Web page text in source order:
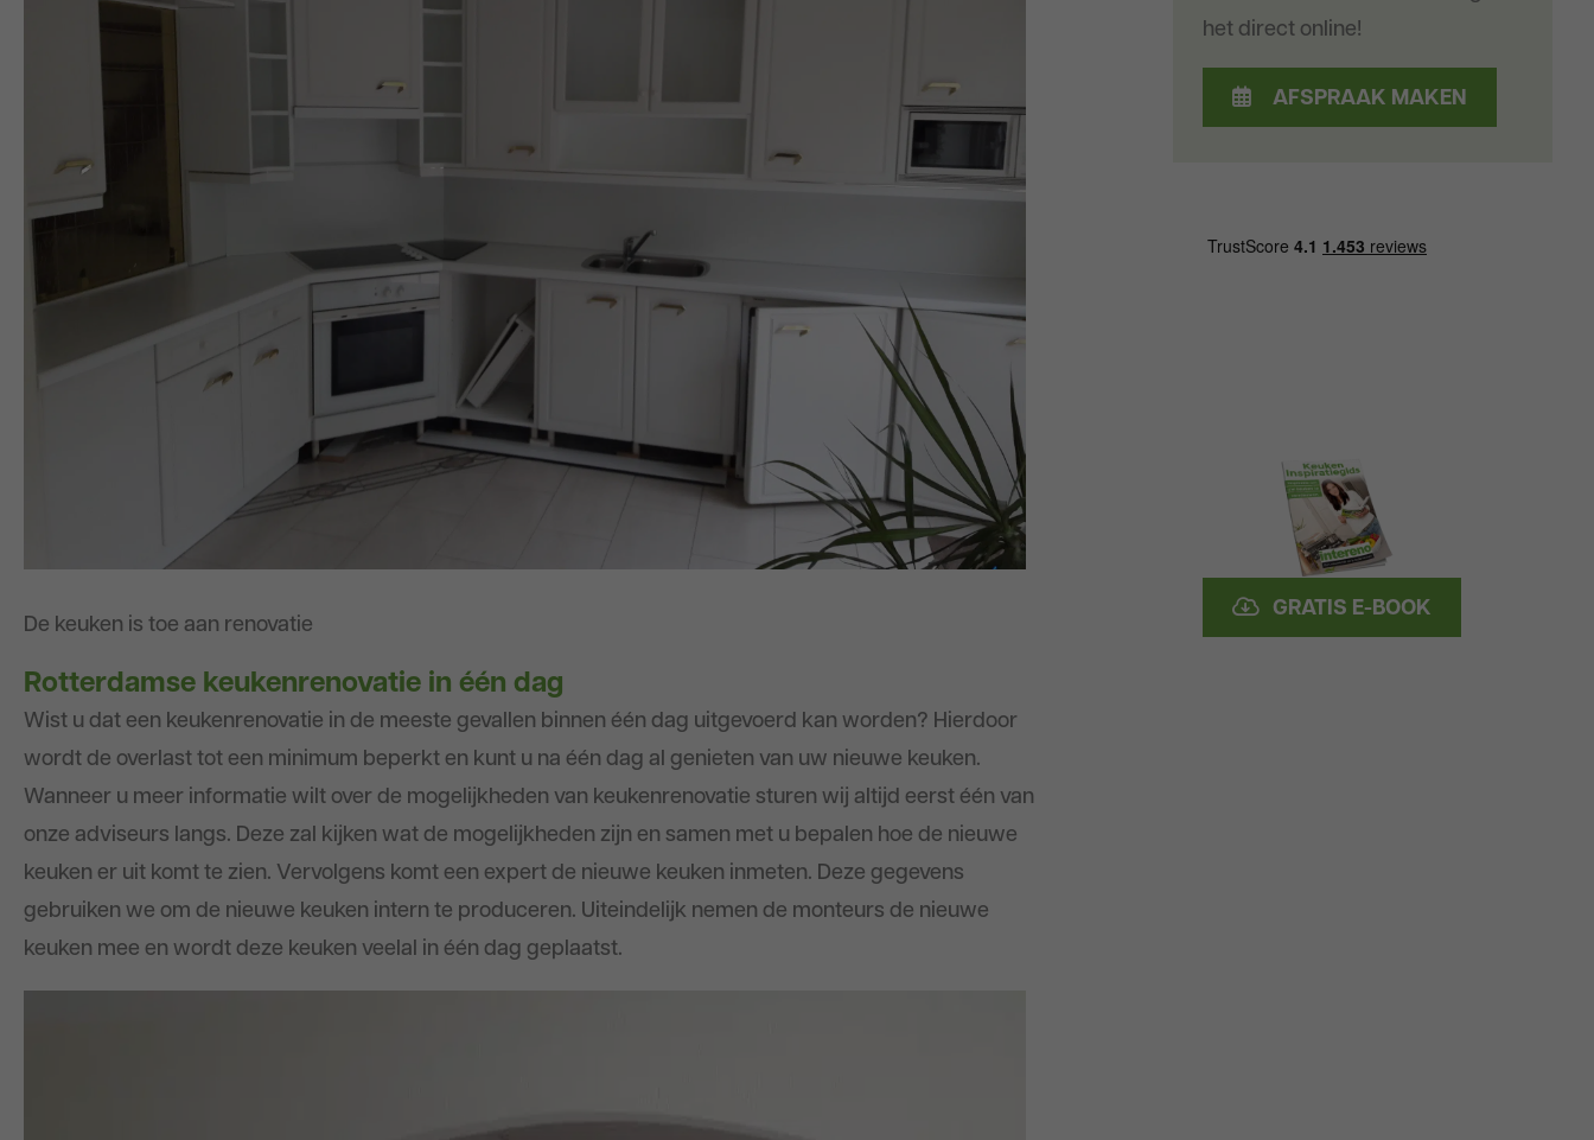
De keuken is toe aan renovatie
Rotterdamse keukenrenovatie in één dag
Wist u dat een keukenrenovatie in de meeste gevallen binnen één dag uitgevoerd kan worden? Hierdoor
wordt de overlast tot een minimum beperkt en kunt u na één dag al genieten van uw nieuwe keuken.
Wanneer u meer informatie wilt over de mogelijkheden van keukenrenovatie sturen wij altijd eerst één van
onze adviseurs langs. Deze zal kijken wat de mogelijkheden zijn en samen met u bepalen hoe de nieuwe
keuken er uit komt te zien. Vervolgens komt een expert de nieuwe keuken inmeten. Deze gegevens
gebruiken we om de nieuwe keuken intern te produceren. Uiteindelijk nemen de monteurs de nieuwe
keuken mee en wordt deze keuken veelal in één dag geplaatst.
het direct online!
AFSPRAAK MAKEN
GRATIS E-BOOK